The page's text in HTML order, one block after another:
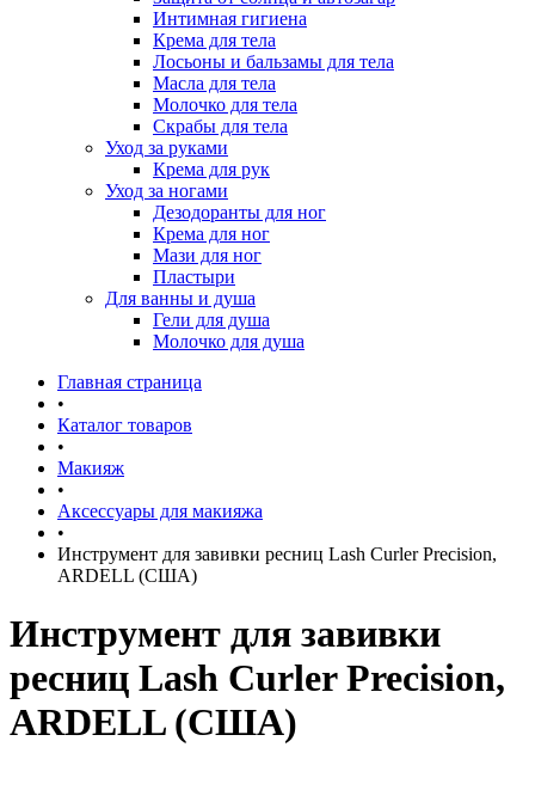
Интимная гигиена
Крема для тела
Лосьоны и бальзамы для тела
Масла для тела
Молочко для тела
Скрабы для тела
Уход за руками
Крема для рук
Уход за ногами
Дезодоранты для ног
Крема для ног
Мази для ног
Пластыри
Для ванны и душа
Гели для душа
Молочко для душа
Главная страница
•
Каталог товаров
•
Макияж
•
Аксессуары для макияжа
•
Инструмент для завивки ресниц Lash Curler Precision,
ARDELL (США)
Инструмент для завивки
ресниц Lash Curler Precision,
ARDELL (США)